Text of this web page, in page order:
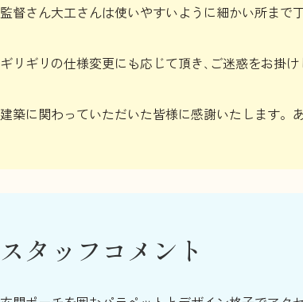
監督さん大工さんは使いやすいように細かい所まで
ギリギリの仕様変更にも応じて頂き､ご迷惑をお掛
建築に関わっていただいた皆様に感謝いたします。
スタッフコメント